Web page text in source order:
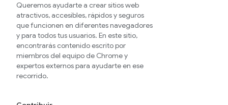
Queremos ayudarte a crear sitios web
atractivos, accesibles, rápidos y seguros
que funcionen en diferentes navegadores
y para todos tus usuarios. En este sitio,
encontrarás contenido escrito por
miembros del equipo de Chrome y
expertos externos para ayudarte en ese
recorrido.